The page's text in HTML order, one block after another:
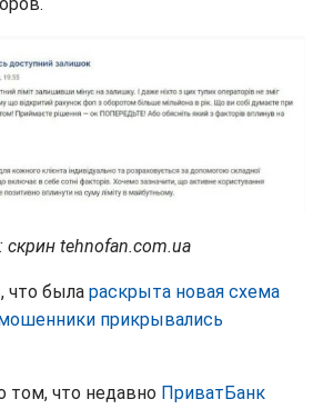
скрин tehnofan.com.ua
что была раскрыта новая схема
прикрывались
том, что недавно ПриватБанк